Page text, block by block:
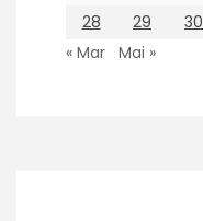
28
29
30
« Mar Mai »